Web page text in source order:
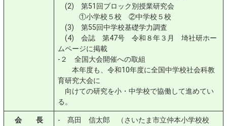
(2) 第51回ブロック別授業研究会
①小学校５校 ②中学校５校
(3) 第55回中学校基礎学力調査
(4) 会誌 第47号 令和８年３月 埼社研ホー
ムページに掲載
-２ 全国大会開催への取組
本年度も、令和10年度に全国中学校社会科教
育研究大会に
向けての研究を小・中学校で協働して進めてい
る。
会 長
- 髙田 信太郎 （さいたま市立仲本小学校校